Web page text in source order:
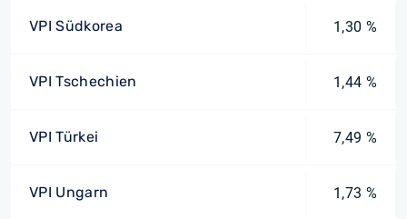
VPI Südkorea 1,30 %
VPI Tschechien 1,44 %
VPI Türkei 7,49 %
VPI Ungarn 1,73 %